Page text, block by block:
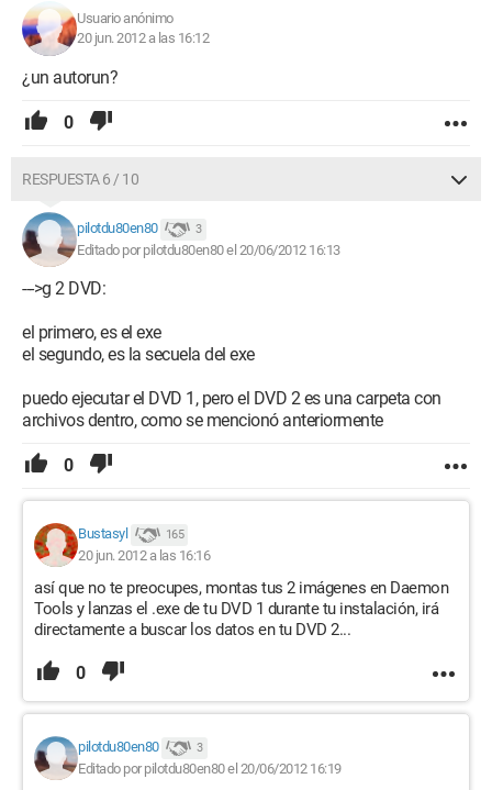
Usuario anónimo
20 jun. 2012 a las 16:12
¿un autorun?
0
RESPUESTA 6 / 10
pilotdu80en80 3
Editado por pilotdu80en80 el 20/06/2012 16:13
--->g 2 DVD:
el primero, es el exe
el segundo, es la secuela del exe
puedo ejecutar el DVD 1, pero el DVD 2 es una carpeta con
archivos dentro, como se mencionó anteriormente
0
Bustasyl 165
20 jun. 2012 a las 16:16
así que no te preocupes, montas tus 2 imágenes en Daemon
Tools y lanzas el .exe de tu DVD 1 durante tu instalación, irá
directamente a buscar los datos en tu DVD 2...
0
pilotdu80en80 3
Editado por pilotdu80en80 el 20/06/2012 16:19